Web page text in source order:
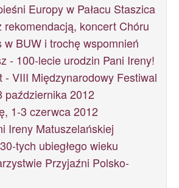
Europy w Pałacu Staszica
rekomendacją, koncert Chóru
w BUW i trochę wspomnień
- 100-lecie urodzin Pani Ireny!
- VIII Międzynarodowy Festiwal
października 2012
1-3 czerwca 2012
Ireny Matuszelańskiej
tych ubiegłego wieku
Przyjaźni Polsko-